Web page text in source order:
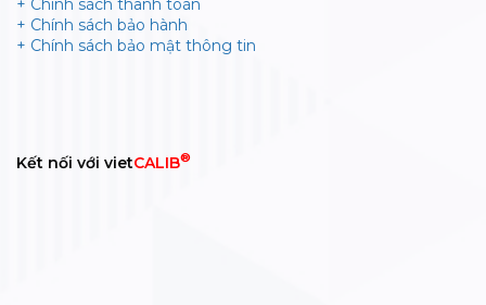
+ Chính sách thanh toán
+ Chính sách bảo hành
+ Chính sách bảo mật thông tin
Kết nối với vietCALIB®